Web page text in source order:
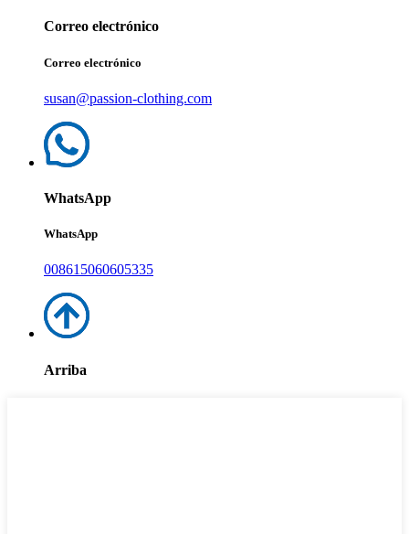
Correo electrónico
Correo electrónico
susan@passion-clothing.com
WhatsApp
WhatsApp
008615060605335
Arriba